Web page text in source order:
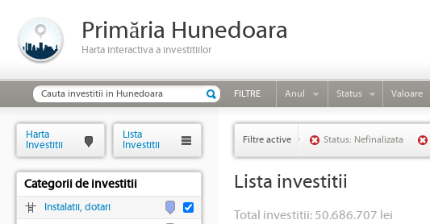
Primăria Hunedoara
Harta interactiva a investitiilor
FILTRE Anul Status Valoare
Filtre active Status: Nefinalizata
Lista investitii
Total investitii: 50.686.707 lei
Harta
Investitii
Lista
Investitii
Categorii de investitii
Instalatii, dotari